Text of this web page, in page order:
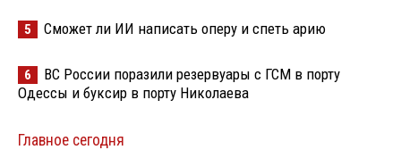
5 Сможет ли ИИ написать оперу и спеть арию
6
ВС России поразили резервуары с ГСМ в порту
Одессы и буксир в порту Николаева
Главное сегодня